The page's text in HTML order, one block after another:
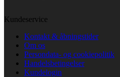
Kundeservice
Kontakt & åbningstider
Om os
Persondata- og cookiepolitik
Handelsbetingelser
Kundelogin